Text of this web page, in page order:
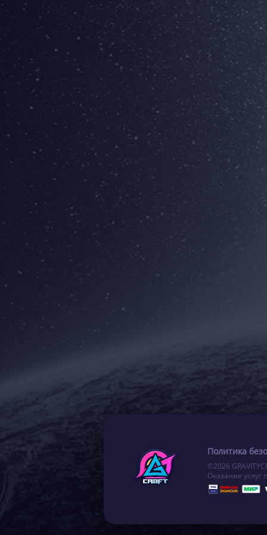
Политика
©2026
Оказание услуг